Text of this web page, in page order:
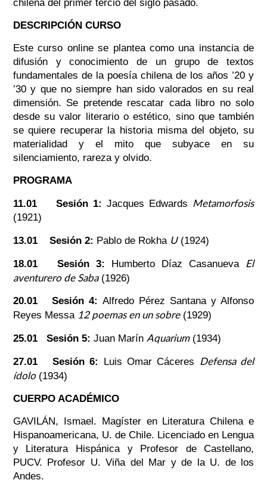
chilena del primer tercio del siglo pasado.
DESCRIPCIÓN CURSO
Este curso online se plantea como una instancia de
difusión y conocimiento de un grupo de textos
fundamentales de la poesía chilena de los años ’20 y
’30 y que no siempre han sido valorados en su real
dimensión. Se pretende rescatar cada libro no solo
desde su valor literario o estético, sino que también
se quiere recuperar la historia misma del objeto, su
materialidad y el mito que subyace en su
silenciamiento, rareza y olvido.
PROGRAMA
11.01 Sesión 1: Jacques Edwards Metamorfosis
(1921)
13.01 Sesión 2: Pablo de Rokha U(1924)
18.01 Sesión 3: Humberto Díaz Casanueva El
aventurero de Saba(1926)
20.01 Sesión 4:Alfredo Pérez Santana y Alfonso
Reyes Messa 12 poemas en un sobre(1929)
25.01 Sesión 5: Juan Marín Aquarium(1934)
27.01 Sesión 6: Luis Omar Cáceres Defensa del
ídolo(1934)
CUERPO ACADÉMICO
GAVILÁN, Ismael. Magíster en Literatura Chilena e
Hispanoamericana, U. de Chile. Licenciado en Lengua
y Literatura Hispánica y Profesor de Castellano,
PUCV. Profesor U. Viña del Mar y de la U. de los
Andes.